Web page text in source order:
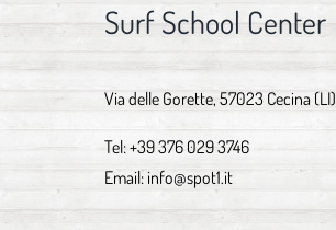
Surf School Center
Via delle Gorette, 57023 Cecina (LI)
Tel:+39 376 029 3746
Email: info@spot1.it